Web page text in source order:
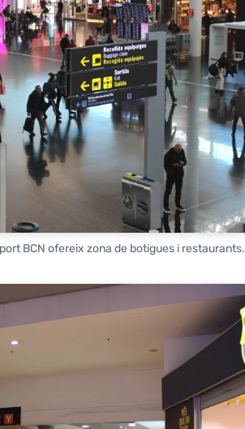
BCN ofereix zona de botigues i restaurants.